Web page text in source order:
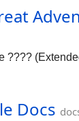
Docs